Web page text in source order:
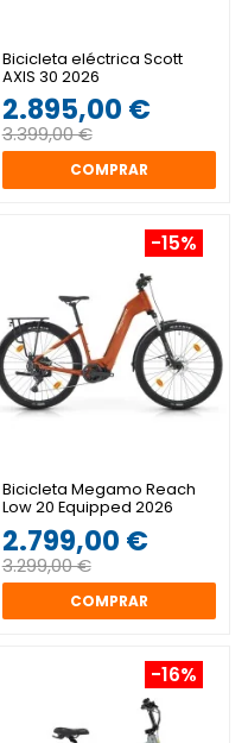
Bicicleta eléctrica Scott
AXIS 30 2026
2.895,00 €
3.399,00 €
COMPRAR
-15%
Bicicleta Megamo Reach
Low 20 Equipped 2026
2.799,00 €
3.299,00 €
COMPRAR
-16%